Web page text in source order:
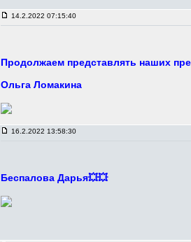
14.2.2022 07:15:40
Продолжаем представлять наших
Ольга Ломакина
16.2.2022 13:58:30
Беспалова Дарья💥💥